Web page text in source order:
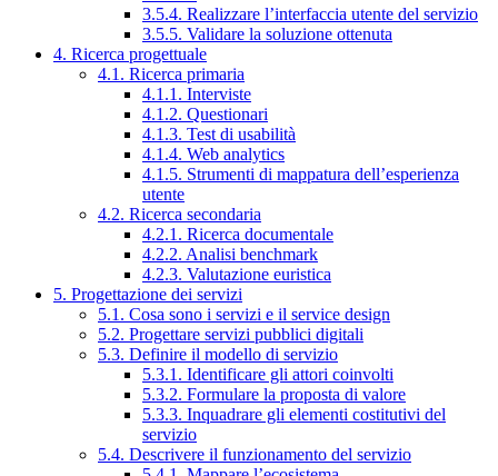
3.5.4. Realizzare l’interfaccia utente del servizio
3.5.5. Validare la soluzione ottenuta
4. Ricerca progettuale
4.1. Ricerca primaria
4.1.1. Interviste
4.1.2. Questionari
4.1.3. Test di usabilità
4.1.4. Web analytics
4.1.5. Strumenti di mappatura dell’esperienza
utente
4.2. Ricerca secondaria
4.2.1. Ricerca documentale
4.2.2. Analisi benchmark
4.2.3. Valutazione euristica
5. Progettazione dei servizi
5.1. Cosa sono i servizi e il service design
5.2. Progettare servizi pubblici digitali
5.3. Definire il modello di servizio
5.3.1. Identificare gli attori coinvolti
5.3.2. Formulare la proposta di valore
5.3.3. Inquadrare gli elementi costitutivi del
servizio
5.4. Descrivere il funzionamento del servizio